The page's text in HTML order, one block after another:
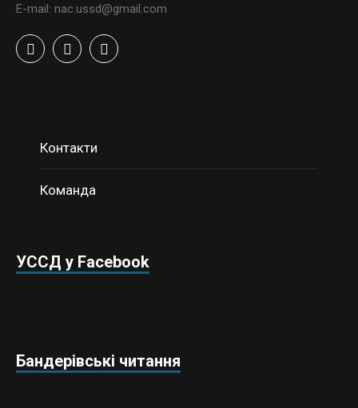
E-mail: nac.ussd@gmail.com
Контакти
Команда
УССД у Facebook
Бандерівські читання